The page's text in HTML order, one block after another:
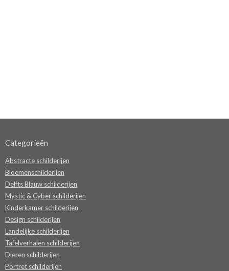
Categorieën
Abstracte schilderijen
Bloemenschilderijen
Delfts Blauw schilderijen
Mystic & Cyber schilderijen
Kinderkamer schilderijen
Design schilderijen
Landelijke schilderijen
Tafelverhalen schilderijen
Dieren schilderijen
Portret schilderijen